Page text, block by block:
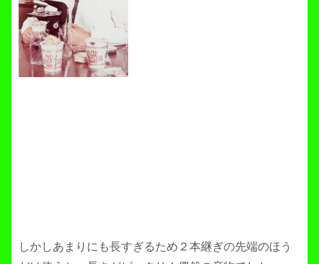
しかしあまりにも長すぎるため２本継ぎの先端のほう